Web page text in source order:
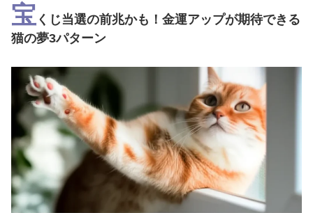
宝 くじ当選の前兆かも！金運アップが期待できる
猫の夢3パターン